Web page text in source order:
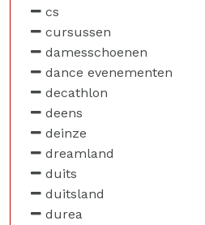
cs
cursussen
damesschoenen
dance evenementen
decathlon
deens
deinze
dreamland
duits
duitsland
durea